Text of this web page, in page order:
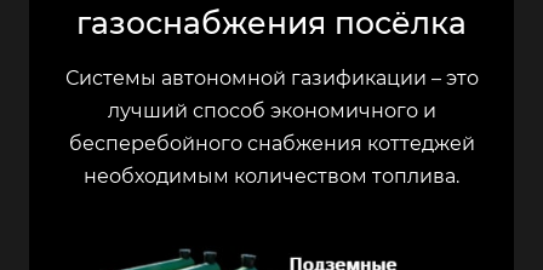
газоснабжения посёлка
Системы автономной газификации – это
лучший способ экономичного и
бесперебойного снабжения коттеджей
необходимым количеством топлива.